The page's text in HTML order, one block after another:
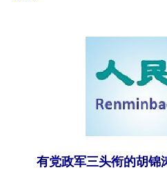
有党政军三头衔的胡锦